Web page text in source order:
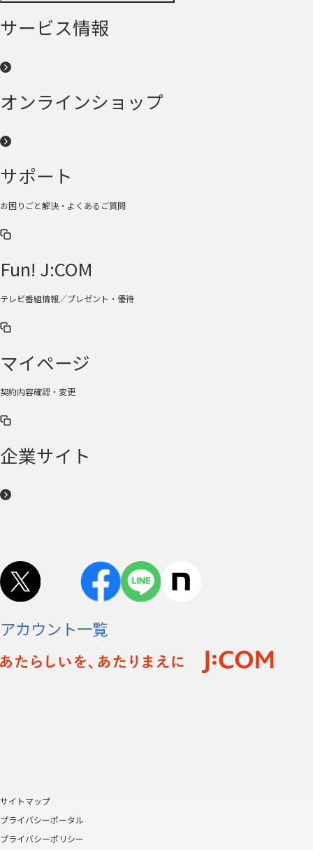
サービス情報
オンラインショップ
サポート
お困りごと解決・よくあるご質問
Fun! J:COM
テレビ番組情報／プレゼント・優待
マイページ
契約内容確認・変更
企業サイト
アカウント一覧
サイトマップ
プライバシーポータル
プライバシーポリシー